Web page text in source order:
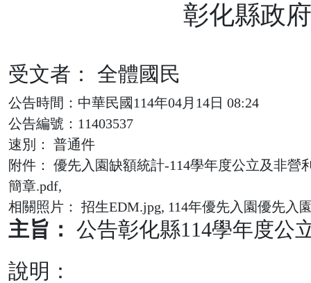
彰化縣政
受文者： 全體國民
公告時間：中華民國114年04月14日 08:24
公告編號：11403537
速別： 普通件
附件： 優先入園缺額統計-114學年度公立及非
簡章.pdf,
相關照片： 招生EDM.jpg, 114年優先入園優先入
主旨：
公告彰化縣114學年度公
說明：